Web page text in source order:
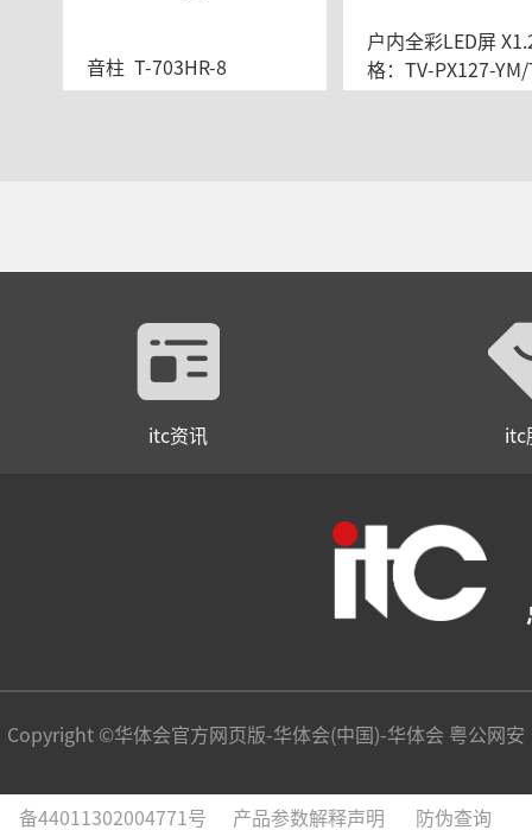
音柱  T-703HR-8
户内全彩LED屏
格：TV-PX127-
127-YX
itc资讯 itc
Copyright ©华体会官方网页版-华体会(中国)-华体会 粤公网安
备44011302004771号 产品参数解释声明 防伪查询